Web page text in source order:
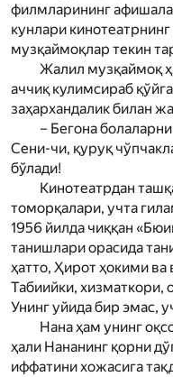
филмларининг
кунлари
музқаймоқлар текин
Жалил музқаймоқ
аччиқ кулимсираб
заҳархандалик билан
– Бегона
Сени-чи, қуруқ
бўлади!
Кинотеатрдан
томорқалари, учта
1956 йилда чиққан
танишлари орасида
ҳатто, Ҳирот ҳокими ва
Табиийки, хизматкори,
Унинг уйида бир эмас,
Нана ҳам унинг
ҳали Нананинг қорни
иффатини хожасига